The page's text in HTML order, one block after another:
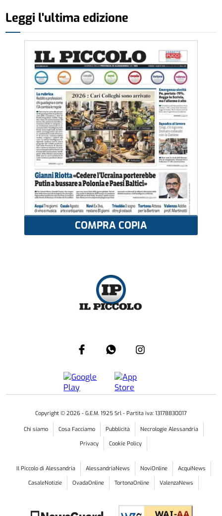
Leggi l'ultima edizione
COMPRA COPIA
Copyright © 2026 - G.E.M. 1925 Srl - Partita iva: 13178830017
Chi siamo Cosa Facciamo Pubblicità
Necrologie Alessandria
Privacy
Cookie Policy
Il Piccolo di Alessandria AlessandriaNews NoviOnline
AcquiNews
CasaleNotizie
OvadaOnline TortonaOnline ValenzaNews